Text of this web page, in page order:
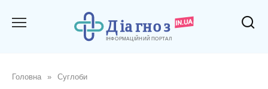
Головна » Суглоби